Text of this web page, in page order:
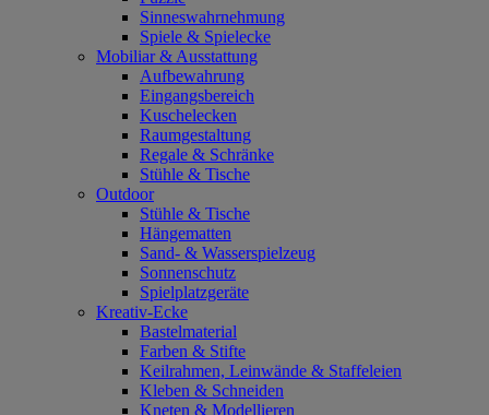
Sinneswahrnehmung
Spiele & Spielecke
Mobiliar & Ausstattung
Aufbewahrung
Eingangsbereich
Kuschelecken
Raumgestaltung
Regale & Schränke
Stühle & Tische
Outdoor
Stühle & Tische
Hängematten
Sand- & Wasserspielzeug
Sonnenschutz
Spielplatzgeräte
Kreativ-Ecke
Bastelmaterial
Farben & Stifte
Keilrahmen, Leinwände & Staffeleien
Kleben & Schneiden
Kneten & Modellieren